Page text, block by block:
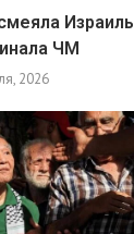
Израиль
ЧМ
2026